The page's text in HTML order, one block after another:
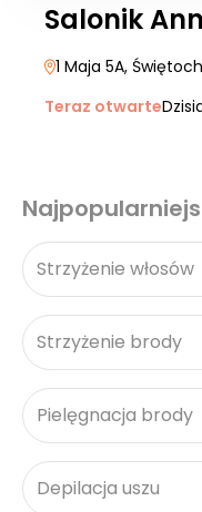
Salonik
1 Maja 5A,
Teraz otwarte
Strzyżenie włosów
Strzyżenie brody
Pielęgnacja brody
Depilacja uszu